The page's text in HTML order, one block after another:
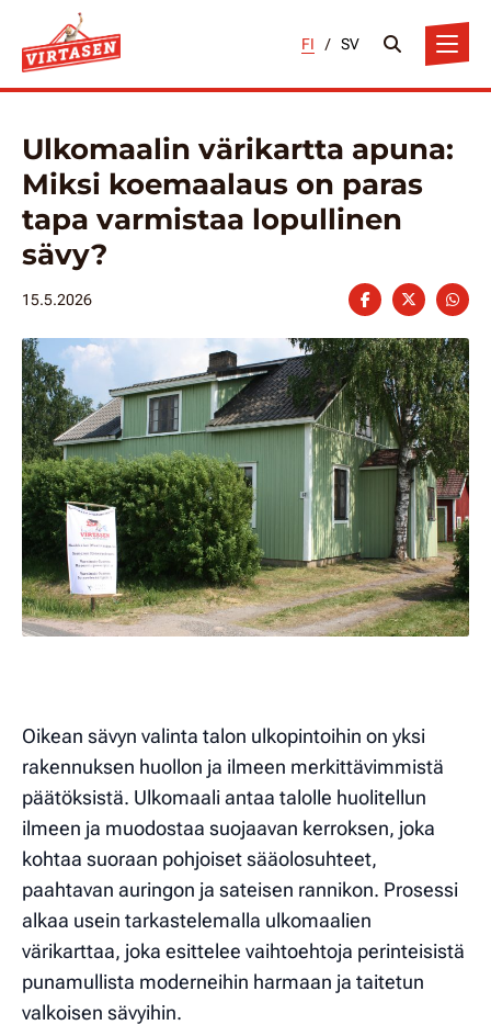
FI / SV
Ulkomaalin värikartta apuna:
Miksi koemaalaus on paras
tapa varmistaa lopullinen
sävy?
15.5.2026
Oikean sävyn valinta talon ulkopintoihin on yksi
rakennuksen huollon ja ilmeen merkittävimmistä
päätöksistä. Ulkomaali antaa talolle huolitellun
ilmeen ja muodostaa suojaavan kerroksen, joka
kohtaa suoraan pohjoiset sääolosuhteet,
paahtavan auringon ja sateisen rannikon. Prosessi
alkaa usein tarkastelemalla ulkomaalien
värikarttaa, joka esittelee vaihtoehtoja perinteisistä
punamullista moderneihin harmaan ja taitetun
valkoisen sävyihin.